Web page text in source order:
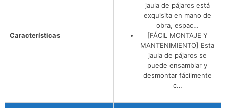
Características
jaula de pájaros está
exquisita en mano de
obra, espac…
[FÁCIL MONTAJE Y
MANTENIMIENTO] Esta
jaula de pájaros se
puede ensamblar y
desmontar fácilmente
c…